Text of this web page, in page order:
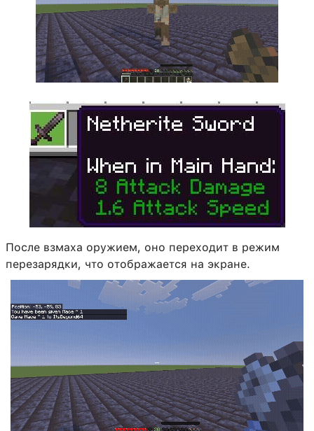
После взмаха оружием, оно переходит в режим
перезарядки, что отображается на экране.